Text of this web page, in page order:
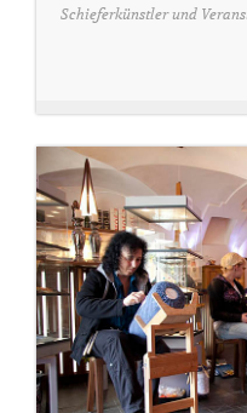
Schieferkünstler und